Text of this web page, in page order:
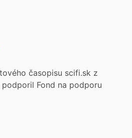
časopisu scifi.sk z
Fond na podporu